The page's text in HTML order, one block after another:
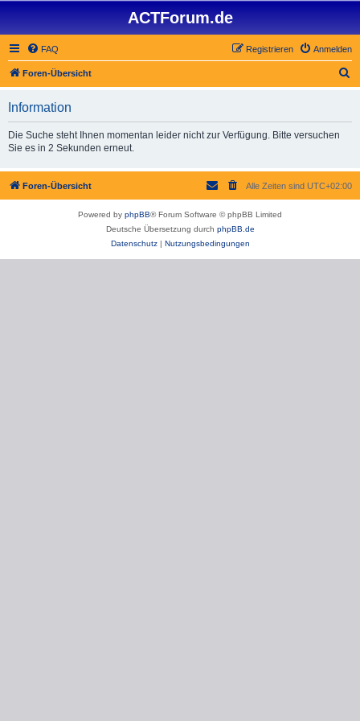
ACTForum.de
FAQ Anmelden
Registrieren
Foren-Übersicht
Information
Die Suche steht Ihnen momentan leider nicht zur Verfügung. Bitte versuchen
Sie es in 2 Sekunden erneut.
Foren-Übersicht Alle Zeiten sind UTC+02:00
Powered by phpBB® Forum Software © phpBB Limited
Deutsche Übersetzung durch phpBB.de
Datenschutz| Nutzungsbedingungen